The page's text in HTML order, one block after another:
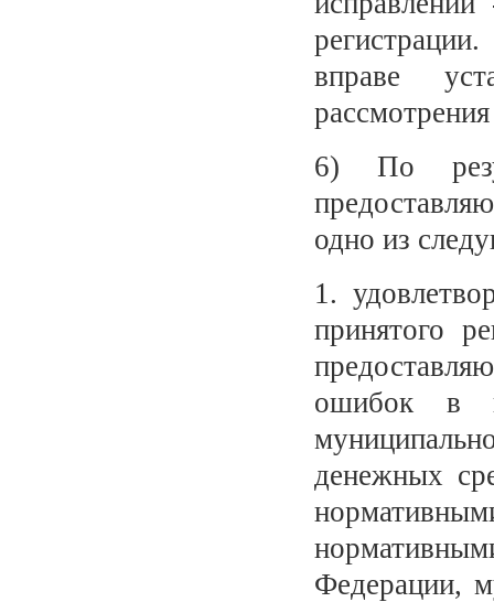
вправе
6) По
одно из
1.
принятого
ошибок в
денежных
Федерации,